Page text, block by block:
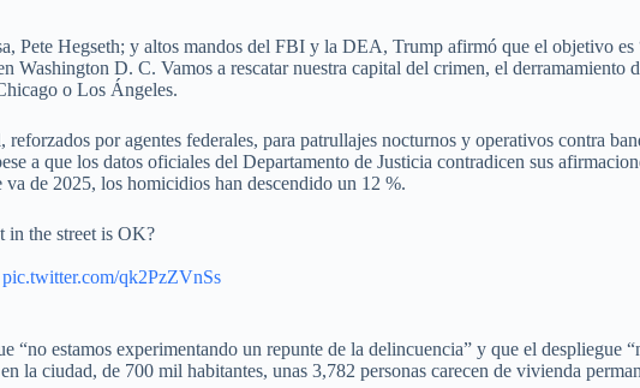
Pete Hegseth; y altos mandos del FBI y la DEA, Trump afirmó que el objetivo
Washington D. C. Vamos a rescatar nuestra capital del crimen, el derramamiento
o Los Ángeles.
por agentes federales, para patrullajes nocturnos y operativos contra
a que los datos oficiales del Departamento de Justicia contradicen sus
va de 2025, los homicidios han descendido un 12 %.
in the street is OK?
pic.twitter.com/qk2PzZVnSs
estamos experimentando un repunte de la delincuencia” y que el despliegue
la ciudad, de 700 mil habitantes, unas 3,782 personas carecen de vivienda